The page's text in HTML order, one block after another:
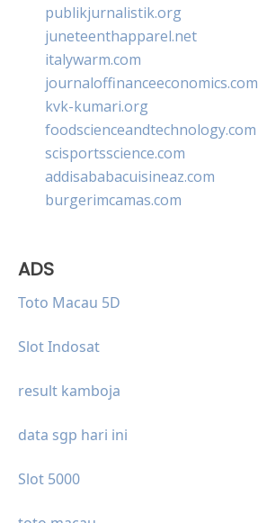
publikjurnalistik.org
juneteenthapparel.net
italywarm.com
journaloffinanceeconomics.com
kvk-kumari.org
foodscienceandtechnology.com
scisportsscience.com
addisababacuisineaz.com
burgerimcamas.com
ADS
Toto Macau 5D
Slot Indosat
result kamboja
data sgp hari ini
Slot 5000